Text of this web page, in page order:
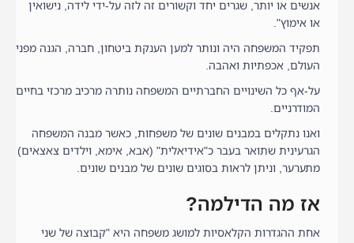
אנשים או יותר, שגרים יחד וקשורים זה לזה על-ידי לידה, נישואין
או אימוץ".
תפקיד המשפחה היה ונותר למען הענקת ביטחון, חברה, הגנה מפני
העולם, אכפתיות ואהבה.
על-אף כל השינויים החברתיים המשפחה נותרה מרכיב מרכזי בחיים
המודרניים.
ואנו נתקלים במבנים שונים של משפחות, כאשר מבנה המשפחה
הגרעינית שתואר בעבר כ"אידיאלית" (אבא, אימא, וילדים צאצאים)
מתערער, וניתן לראות בסוגים שונים של מבנים שונים.
אז מה הדילמה?
אחת ההגדרות הקלאסיות למושג משפחה היא "קבוצה של שני